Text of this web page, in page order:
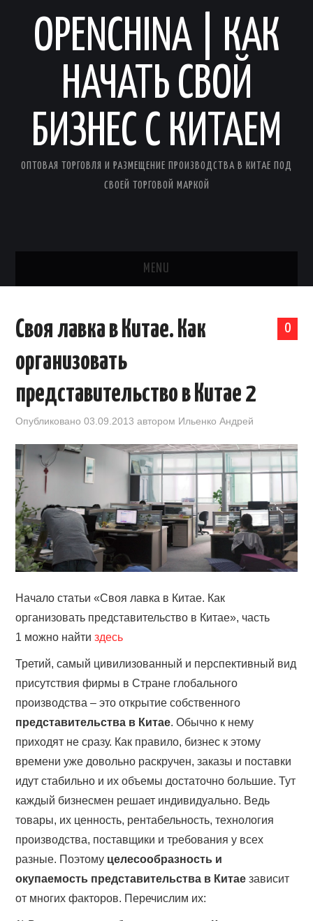
OPENCHINA | КАК
НАЧАТЬ СВОЙ
БИЗНЕС С КИТАЕМ
ОПТОВАЯ ТОРГОВЛЯ И РАЗМЕЩЕНИЕ ПРОИЗВОДСТВА В КИТАЕ ПОД
СВОЕЙ ТОРГОВОЙ МАРКОЙ
MENU
КАЛЕНДАРЬ ВЫСТАВОК В КИТАЕ
КЛУБ ИМПОРТЕРОВ
ОБУЧЕНИЕ
УСЛУГИ ПО БИЗНЕСУ С КИТАЕМ |
OPENCHINA
ТОВАРЫ ИЗ КИТАЯ
КОНТАКТЫ
0
Своя лавка в Китае. Как
организовать
представительство в Китае 2
Опубликовано03.09.2013 автором Ильенко Андрей
Начало статьи «Своя лавка в Китае. Как
организовать представительство в Китае», часть
1 можно найтиздесь
Третий, самый цивилизованный и перспективный вид
присутствия фирмы в Стране глобального
производства – это открытие собственного
представительства в Китае. Обычно к нему
приходят не сразу. Как правило, бизнес к этому
времени уже довольно раскручен, заказы и поставки
идут стабильно и их объемы достаточно большие. Тут
каждый бизнесмен решает индивидуально. Ведь
товары, их ценность, рентабельность, технология
производства, поставщики и требования у всех
разные. Поэтому целесообразность и
окупаемость представительства в Китаезависит
от многих факторов. Перечислим их: